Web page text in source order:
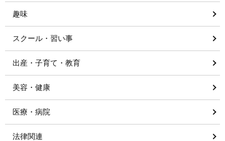
趣味
スクール・習い事
出産・子育て・教育
美容・健康
医療・病院
法律関連